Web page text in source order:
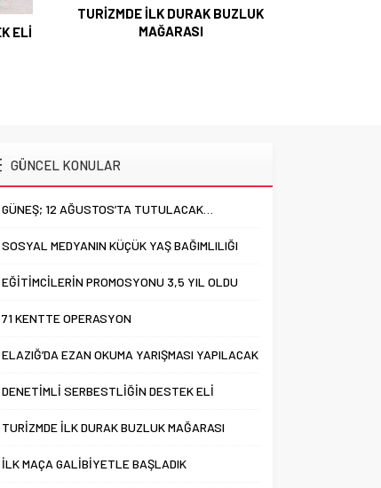
ELİ
TURİZMDE İLK DURAK BUZLUK
MAĞARASI
GÜNCEL KONULAR
GÜNEŞ; 12 AĞUSTOS’TA TUTULACAK…
SOSYAL MEDYANIN KÜÇÜK YAŞ BAĞIMLILIĞI
EĞİTİMCİLERİN PROMOSYONU 3,5 YIL OLDU
71 KENTTE OPERASYON
ELAZIĞ’DA EZAN OKUMA YARIŞMASI YAPILACAK
DENETİMLİ SERBESTLİĞİN DESTEK ELİ
TURİZMDE İLK DURAK BUZLUK MAĞARASI
İLK MAÇA GALİBİYETLE BAŞLADIK